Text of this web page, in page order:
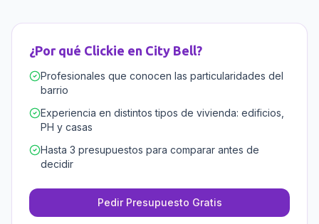
¿Por qué Clickie en City Bell?
Profesionales que conocen las particularidades del
barrio
Experiencia en distintos tipos de vivienda: edificios,
PH y casas
Hasta 3 presupuestos para comparar antes de
decidir
Pedir Presupuesto Gratis